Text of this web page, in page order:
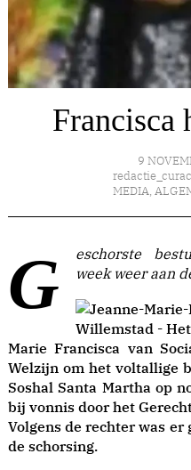
Francisca
9
MEDIA,
Geschorste bestuur Tayer Soshal volgende week weer aan
Willemstad -
Marie Francisca van
Welzijn om het voltallige
Soshal Santa Martha op
bij vonnis door het
Volgens de rechter was
de schorsing.